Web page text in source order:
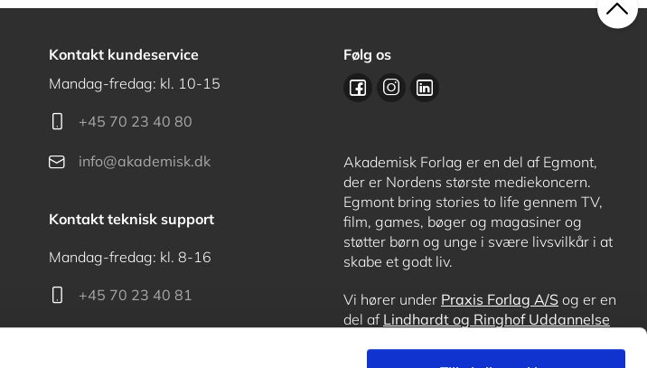
Kontakt kundeservice
Mandag-fredag: kl. 10-15
+45 70 23 40 80
info@akademisk.dk
Kontakt teknisk support
Mandag-fredag: kl. 8-16
+45 70 23 40 81
Følg os
Akademisk Forlag er en del af Egmont,
der er Nordens største mediekoncern.
Egmont bring stories to life gennem TV,
film, games, bøger og magasiner og
støtter børn og unge i svære livsvilkår i at
skabe et godt liv.
Vi hører under Praxis Forlag A/S og er en
del af Lindhardt og Ringhof Uddannelse